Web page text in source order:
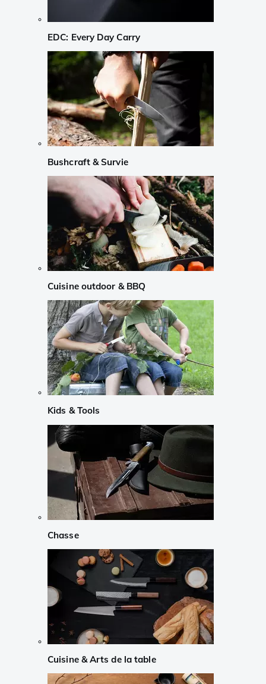
EDC: Every Day Carry
Bushcraft & Survie
Cuisine outdoor & BBQ
Kids & Tools
Chasse
Cuisine & Arts de la table